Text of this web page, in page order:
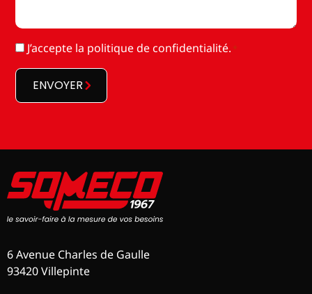
RGPD
J’accepte la politique de confidentialité. *
ENVOYER
6 Avenue Charles de Gaulle
93420 Villepinte